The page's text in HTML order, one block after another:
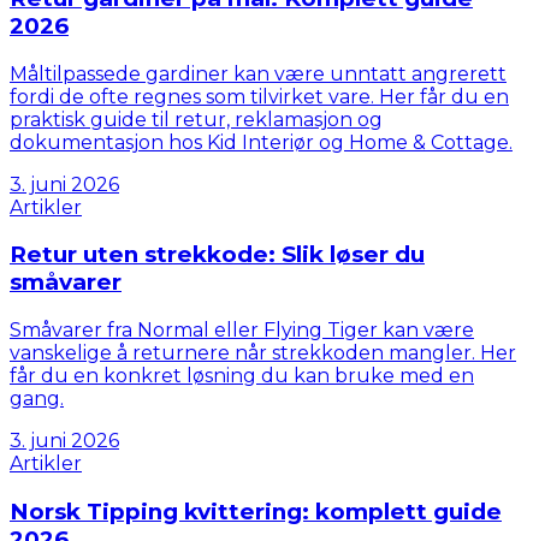
2026
Måltilpassede gardiner kan være unntatt angrerett
fordi de ofte regnes som tilvirket vare. Her får du en
praktisk guide til retur, reklamasjon og
dokumentasjon hos Kid Interiør og Home & Cottage.
3. juni 2026
Artikler
Retur uten strekkode: Slik løser du
småvarer
Småvarer fra Normal eller Flying Tiger kan være
vanskelige å returnere når strekkoden mangler. Her
får du en konkret løsning du kan bruke med en
gang.
3. juni 2026
Artikler
Norsk Tipping kvittering: komplett guide